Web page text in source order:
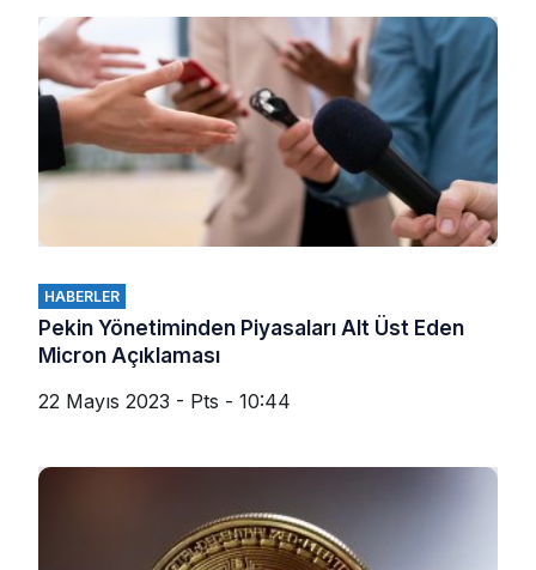
HABERLER
Pekin Yönetiminden Piyasaları Alt Üst Eden
Micron Açıklaması
22 Mayıs 2023 - Pts - 10:44